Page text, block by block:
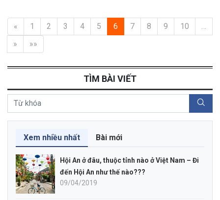
« 1 2 3 4 5 6 7 8 9 10
»
»»
TÌM BÀI VIẾT
Xem nhiều nhất Bài mới
Hội An ở đâu, thuộc tỉnh nào ở Việt Nam – Đi
đến Hội An như thế nào???
09/04/2019